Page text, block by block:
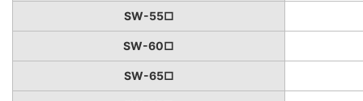
SW-55□
SW-60□
SW-65□